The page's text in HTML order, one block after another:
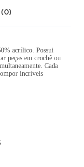
acrílico. Possui
peças em crochê ou
Cada
incríveis